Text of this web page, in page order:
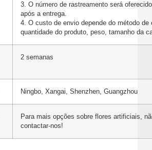
3. O número de rastreamento será
após a entrega.
4. O custo de envio depende do método de
quantidade do produto, peso, tamanho da
2 semanas
Ningbo, Xangai, Shenzhen, Guangzhou
Para mais opções sobre flores artificiais,
contactar-nos!